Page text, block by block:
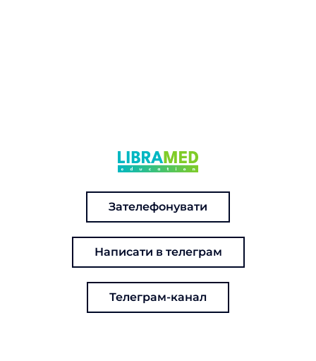
Зателефонувати
Написати в телеграм
Телеграм-канал